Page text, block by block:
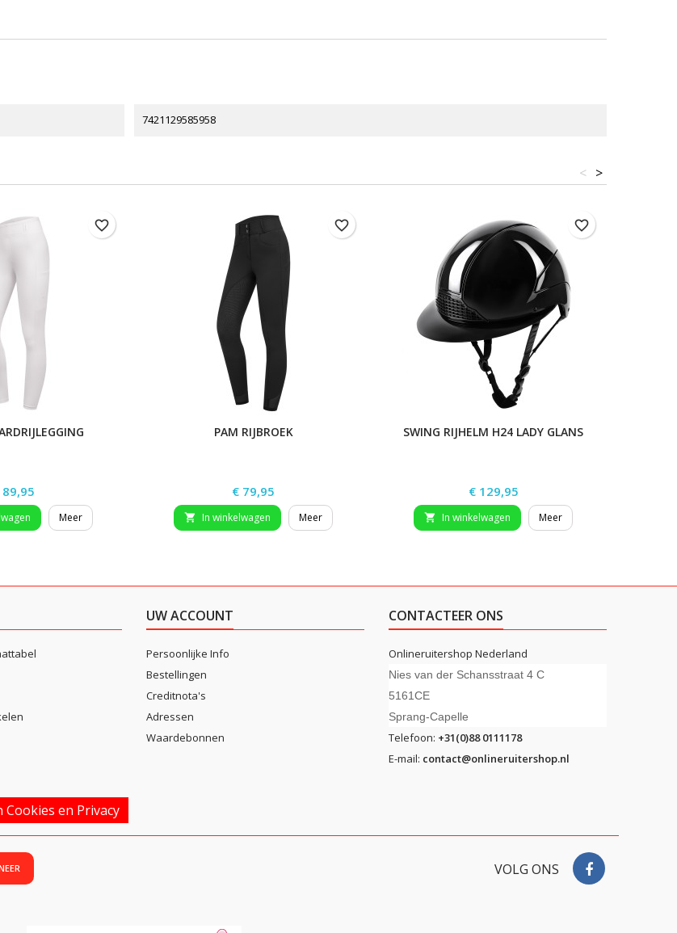
7421129585958
>
<
89,95
Meer
favorite_border
PAM RIJBROEK
Prijs
€ 79,95
 In winkelwagen Meer
favorite_border
SWING RIJHELM H24 LADY GLANS
Prijs
€ 129,95
 In winkelwagen Meer
favorite_border
UW ACCOUNT
Persoonlijke Info
Bestellingen
Creditnota's
Adressen
Waardebonnen
CONTACTEER ONS
Onlineruitershop Nederland
Nies van der Schansstraat 4 C
5161CE
Sprang-Capelle
Telefoon: +31(0)88 0111178
E-mail: contact@onlineruitershop.nl
en Privacy
VOLG ONS